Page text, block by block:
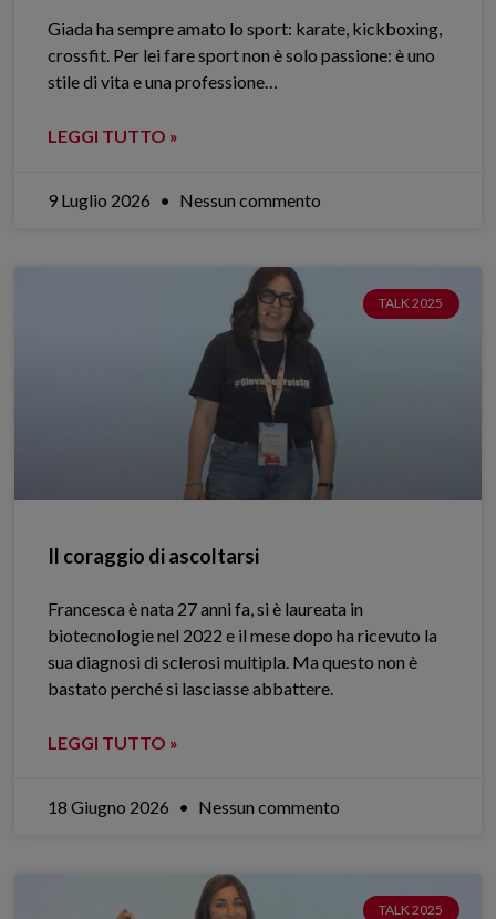
Giada ha sempre amato lo sport: karate, kickboxing,
crossfit. Per lei fare sport non è solo passione: è uno
stile di vita e una professione…
LEGGI TUTTO »
9 Luglio 2026 Nessun commento
TALK 2025
Il coraggio di ascoltarsi
Francesca è nata 27 anni fa, si è laureata in
biotecnologie nel 2022 e il mese dopo ha ricevuto la
sua diagnosi di sclerosi multipla. Ma questo non è
bastato perché si lasciasse abbattere.
LEGGI TUTTO »
18 Giugno 2026 Nessun commento
TALK 2025